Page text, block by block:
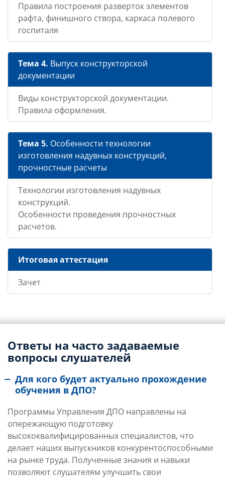
Правила построения разверток элементов
рафта, финишного створа, каркаса полевого
госпиталя
Тема 4. Выпуск конструкторской
документации
Виды конструкторской документации.
Правила оформления.
Тема 5. Особенности технологии
изготовления надувных конструкций,
прочностные расчеты
Технологии изготовления надувных
конструкций.
Особенности проведения прочностных
расчетов.
Итоговая аттестация
Зачет
Ответы на часто задаваемые
вопросы слушателей
Для кого будет актуально прохождение
обучения в ДПО?
Программы Управления ДПО направлены на
опережающую подготовку
высококвалифицированных специалистов, что
делает наших выпускников конкурентоспособными
на рынке труда. Полученные знания и навыки
позволяют слушателям улучшить свои